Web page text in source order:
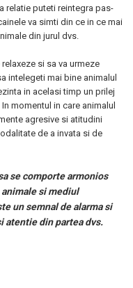
relatie puteti reintegra pas-
va simti din ce in ce mai
din jurul dvs.
si sa va urmeze
intelegeti mai bine animalul
in acelasi timp un prilej
momentul in care animalul
agresive si atitudini
de a invata si de
se comporte armonios
si mediul
un semnal de alarma si
atentie din partea dvs.